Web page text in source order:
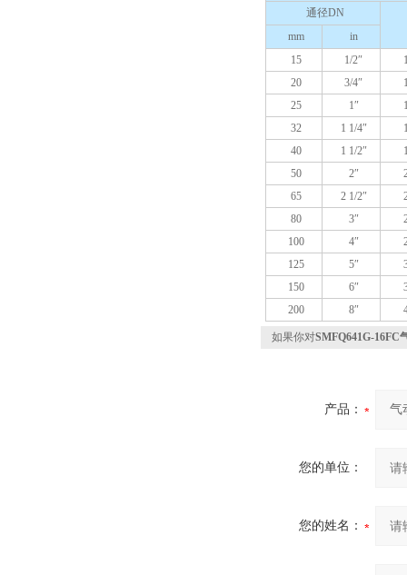
通径DN
mm
in
15
1/2″
20
3/4″
25
1″
32
1 1/4″
40
1 1/2″
50
2″
65
2 1/2″
80
3″
100
4″
125
5″
150
6″
200
8″
如果你对SMFQ641G-16FC
产品：
您的单位：
您的姓名：